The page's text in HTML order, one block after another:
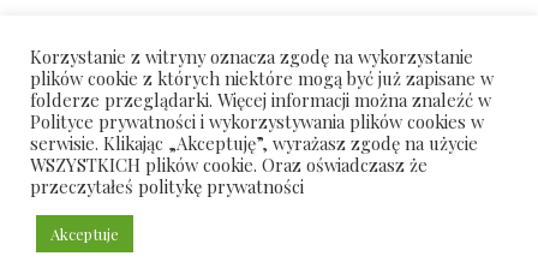
stekiwino.pl / steak and wine
Korzystanie z witryny oznacza zgodę na wykorzystanie
plików cookie z których niektóre mogą być już zapisane w
folderze przeglądarki. Więcej informacji można znaleźć w
Polityce prywatności i wykorzystywania plików cookies w
serwisie. Klikając „Akceptuję”, wyrażasz zgodę na użycie
WSZYSTKICH plików cookie. Oraz oświadczasz że
przeczytałeś politykę prywatności
Akceptuje